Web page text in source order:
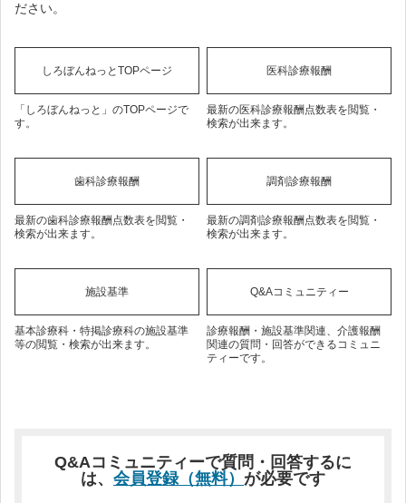
ださい。
しろぼんねっとTOPページ
「しろぼんねっと」のTOPページで
す。
医科診療報酬
最新の医科診療報酬点数表を閲覧・
検索が出来ます。
歯科診療報酬
最新の歯科診療報酬点数表を閲覧・
検索が出来ます。
調剤診療報酬
最新の調剤診療報酬点数表を閲覧・
検索が出来ます。
施設基準
基本診療科・特掲診療科の施設基準
等の閲覧・検索が出来ます。
Q&Aコミュニティー
診療報酬・施設基準関連、介護報酬
関連の質問・回答ができるコミュニ
ティーです。
Q&Aコミュニティーで質問・回答するに
は、 会員登録（無料） が必要です